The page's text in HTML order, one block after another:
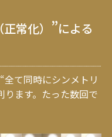
（正常化） ”による
て同時にシンメトリ
ます。 たった数回で